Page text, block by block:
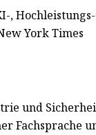
,
York Times
und
Fachsprache